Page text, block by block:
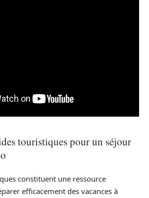
touristiques pour un séjour
constituent une ressource
efficacement des vacances à